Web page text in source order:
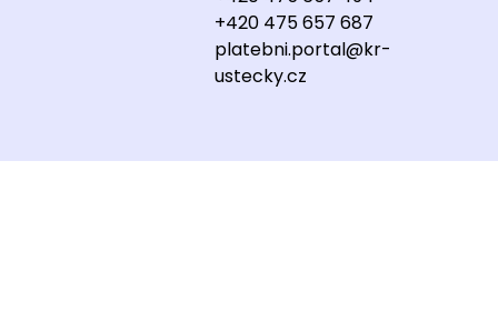
+420 475 657 687
platebni.portal@kr-
ustecky.cz